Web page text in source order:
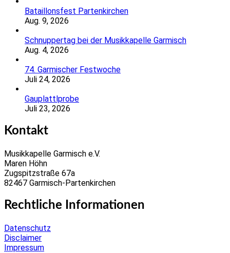
Bataillonsfest Partenkirchen
Aug. 9, 2026
Schnuppertag bei der Musikkapelle Garmisch
Aug. 4, 2026
74. Garmischer Festwoche
Juli 24, 2026
Gauplattlprobe
Juli 23, 2026
Kontakt
Musikkapelle Garmisch e.V.
Maren Höhn
Zugspitzstraße 67a
82467 Garmisch-Partenkirchen
Rechtliche Informationen
Datenschutz
Disclaimer
Impressum